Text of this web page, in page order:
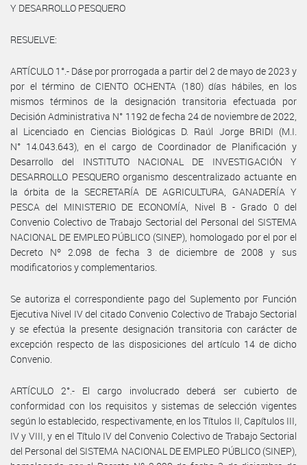
Y DESARROLLO PESQUERO
RESUELVE:
ARTÍCULO 1°.- Dáse por prorrogada a partir del 2 de mayo de 2023 y
por el término de CIENTO OCHENTA (180) días hábiles, en los
mismos términos de la designación transitoria efectuada por
Decisión Administrativa N° 1192 de fecha 24 de noviembre de 2022,
al Licenciado en Ciencias Biológicas D. Raúl Jorge BRIDI (M.I.
N° 14.043.643), en el cargo de Coordinador de Planificación y
Desarrollo del INSTITUTO NACIONAL DE INVESTIGACIÓN Y
DESARROLLO PESQUERO organismo descentralizado actuante en
la órbita de la SECRETARÍA DE AGRICULTURA, GANADERÍA Y
PESCA del MINISTERIO DE ECONOMÍA, Nivel B - Grado 0 del
Convenio Colectivo de Trabajo Sectorial del Personal del SISTEMA
NACIONAL DE EMPLEO PÚBLICO (SINEP), homologado por el por el
Decreto Nº 2.098 de fecha 3 de diciembre de 2008 y sus
modificatorios y complementarios.
Se autoriza el correspondiente pago del Suplemento por Función
Ejecutiva Nivel IV del citado Convenio Colectivo de Trabajo Sectorial
y se efectúa la presente designación transitoria con carácter de
excepción respecto de las disposiciones del artículo 14 de dicho
Convenio.
ARTÍCULO 2°.- El cargo involucrado deberá ser cubierto de
conformidad con los requisitos y sistemas de selección vigentes
según lo establecido, respectivamente, en los Títulos II, Capítulos III,
IV y VIII, y en el Título IV del Convenio Colectivo de Trabajo Sectorial
del Personal del SISTEMA NACIONAL DE EMPLEO PÚBLICO (SINEP),